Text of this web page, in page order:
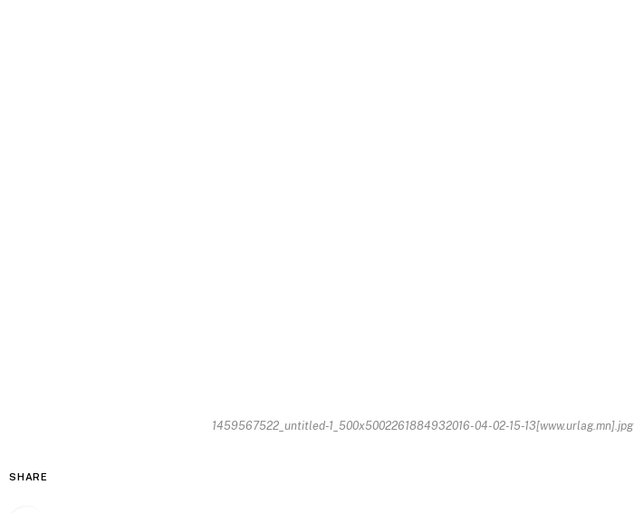
1459567522_untitled-1_500x5002261884932016-04-02-15-13[www.urlag.mn].jpg
SHARE